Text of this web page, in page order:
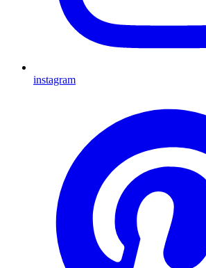
instagram